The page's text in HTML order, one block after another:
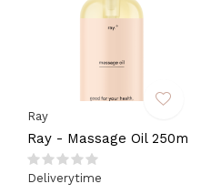
Ray
Ray - Massage Oil 250m
Deliverytime